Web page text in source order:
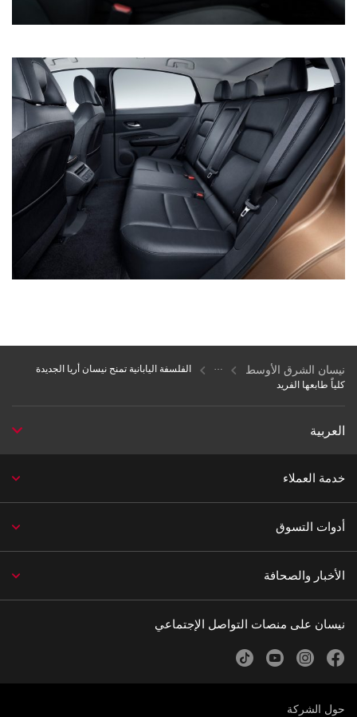
نيسان الشرق الأوسط
الفلسفة اليابانية تمنح نيسان أريا الجديدة
كلياً طابعها الفريد
العربية
G
E
ع
خدمة العملاء
G
E
أدوات التسوق
G
ل
الأخبار والصحافة
نيسان على منصات التواصل الإجتماعي
facebook
instagram
youtube
حول الشركة